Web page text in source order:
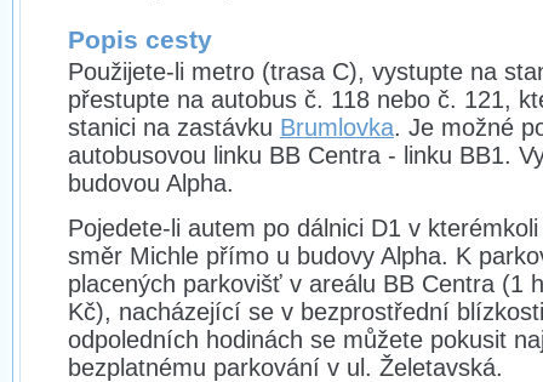
Popis cesty
Použijete-li metro (trasa C), vystupte na
přestupte na autobus č. 118 nebo č. 121,
stanici na zastávku Brumlovka. Je možné
autobusovou linku BB Centra - linku BB1.
budovou Alpha.
Pojedete-li autem po dálnici D1 v
směr Michle přímo u budovy Alpha. K
placených parkovišť v areálu BB Centra (1
Kč), nacházející se v bezprostřední
odpoledních hodinách se můžete pokusit
bezplatnému parkování v ul. Želetavská.